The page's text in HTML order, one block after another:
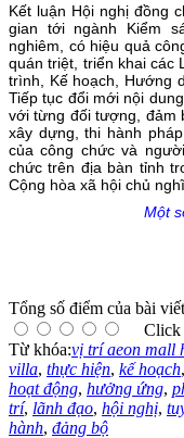
Kết luận Hội nghị đồng
gian tới ngành Kiểm
nghiêm, có hiệu quả
quán triệt, triển khai các
trình, Kế hoạch, Hướng
Tiếp tục đổi mới nội
với từng đối tượng, đảm
xây dựng, thi hành
của công chức và
chức trên địa bàn tỉnh
Cộng hòa xã hội chủ
Một
Tổng số điểm của bài
Click
Từ khóa:vị trí aeon mall
villa, thực hiện, kế hoạch,
hoạt động, hưởng ứng,
trí, lãnh đạo, hội nghị,
hành, đảng bộ